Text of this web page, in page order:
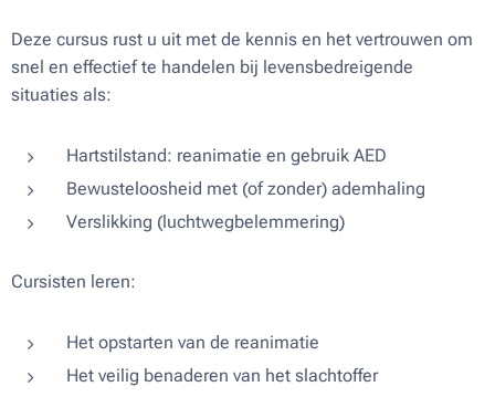
Deze cursus rust u uit met de kennis en het vertrouwen om
snel en effectief te handelen bij levensbedreigende
situaties als:
Hartstilstand: reanimatie en gebruik AED
Bewusteloosheid met (of zonder) ademhaling
Verslikking (luchtwegbelemmering)
Cursisten leren:
Het opstarten van de reanimatie
Het veilig benaderen van het slachtoffer